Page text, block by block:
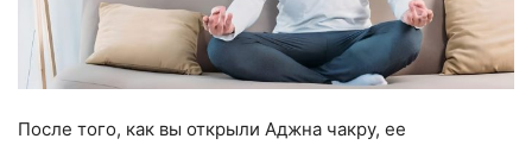
После того, как вы открыли Аджна чакру, ее